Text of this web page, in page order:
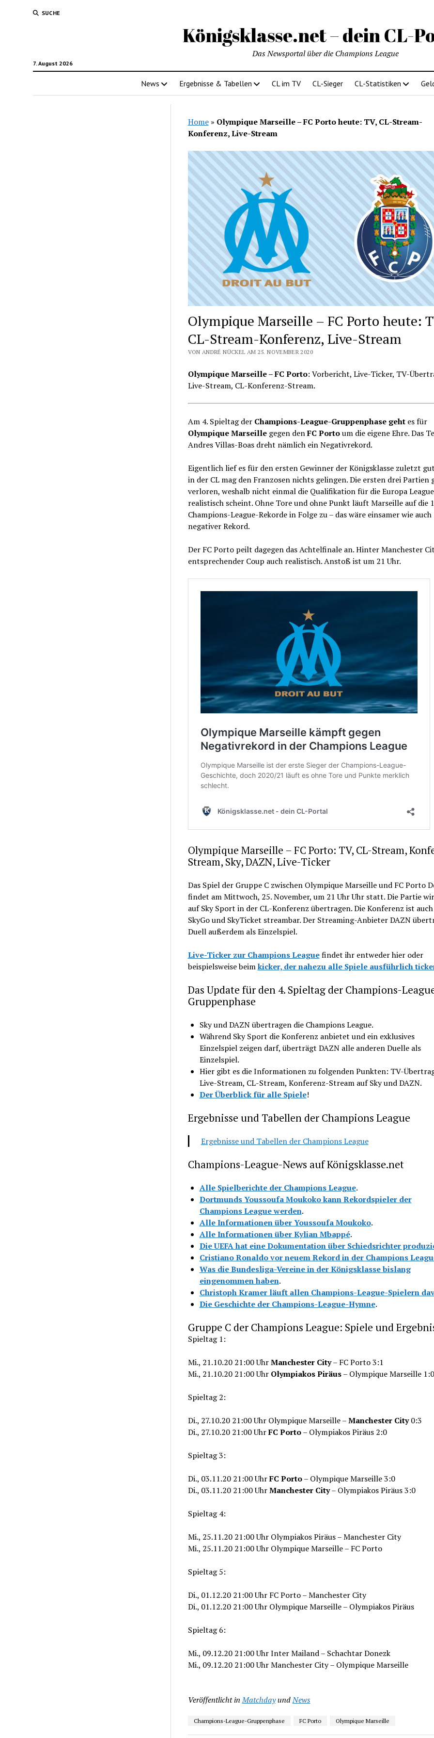
SUCHE
Königsklasse.net – dein CL-
7. August 2026
Das Newsportal über die Champions League
News Ergebnisse & Tabellen CL im TV CL-Sieger CL-Statistiken
Home» Olympique Marseille – FC Porto heute: TV, CL-Stream-
Konferenz, Live-Stream
Olympique Marseille – FC Porto heute:
CL-Stream-Konferenz, Live-Stream
VON ANDRÉ NÜCKEL AM 25. NOVEMBER 2020
Olympique Marseille – FC Porto: Vorbericht, Live-Ticker, TV-
Live-Stream, CL-Konferenz-Stream.
Am 4. Spieltag der Champions-League-Gruppenphase gehtes für
Olympique Marseillegegen denFC Portoum die eigene Ehre. Das
Andres Villas-Boas dreht nämlich ein Negativrekord.
Eigentlich lief es für den ersten Gewinner der Königsklasse zuletzt
in der CL mag den Franzosen nichts gelingen. Die ersten drei Partien
verloren, weshalb nicht einmal die Qualifikation für die Europa League
realistisch scheint. Ohne Tore und ohne Punkt läuft Marseille auf die
Champions-League-Rekorde in Folge zu – das wäre einsamer wie auch
negativer Rekord.
Der FC Porto peilt dagegen das Achtelfinale an. Hinter Manchester
entsprechender Coup auch realistisch. Anstoß ist um 21 Uhr.
Olympique Marseille – FC Porto: TV, CL-Stream,
Stream, Sky, DAZN, Live-Ticker
Das Spiel der Gruppe C zwischen Olympique Marseille und FC Porto
findet am Mittwoch, 25. November, um 21 Uhr Uhr statt. Die Partie
auf Sky Sport in der CL-Konferenz übertragen. Die Konferenz ist
SkyGo und SkyTicket streambar. Der Streaming-Anbieter DAZN
Duell außerdem als Einzelspiel.
Live-Ticker zur Champions Leaguefindet ihr entweder hier oder
beispielsweise beimkicker, der nahezu alle Spiele ausführlich
Das Update für den 4. Spieltag der Champions-
Gruppenphase
Sky und DAZN übertragen die Champions League.
Während Sky Sport die Konferenz anbietet und ein exklusives
Einzelspiel zeigen darf, überträgt DAZN alle anderen Duelle als
Einzelspiel.
Hier gibt es die Informationen zu folgenden Punkten: TV-
Live-Stream, CL-Stream, Konferenz-Stream auf Sky und DAZN.
Der Überblick für alle Spiele!
Ergebnisse und Tabellen der Champions League
Ergebnisse und Tabellen der Champions League
Champions-League-News auf Königsklasse.net
Alle Spielberichte der Champions League.
Dortmunds Youssoufa Moukoko kann Rekordspieler der
Champions League werden.
Alle Informationen über Youssoufa Moukoko.
Alle Informationen über Kylian Mbappé.
Die UEFA hat eine Dokumentation über Schiedsrichter
Cristiano Ronaldo vor neuem Rekord in der Champions
Was die Bundesliga-Vereine in der Königsklasse bislang
eingenommen haben.
Christoph Kramer läuft allen Champions-League-Spielern
Die Geschichte der Champions-League-Hymne.
Gruppe C der Champions League: Spiele und
Spieltag 1:
Mi., 21.10.20 21:00 UhrManchester City– FC Porto 3:1
Mi., 21.10.20 21:00 Uhr Olympiakos Piräus– Olympique Marseille 1:0
Spieltag 2:
Di., 27.10.20 21:00 Uhr Olympique Marseille –Manchester City0:3
Di., 27.10.20 21:00 UhrFC Porto– Olympiakos Piräus 2:0
Spieltag 3:
Di., 03.11.20 21:00 UhrFC Porto– Olympique Marseille 3:0
Di., 03.11.20 21:00 UhrManchester City– Olympiakos Piräus 3:0
Spieltag 4:
Mi., 25.11.20 21:00 Uhr Olympiakos Piräus – Manchester City
Mi., 25.11.20 21:00 Uhr Olympique Marseille – FC Porto
Spieltag 5:
Di., 01.12.20 21:00 Uhr FC Porto – Manchester City
Di., 01.12.20 21:00 Uhr Olympique Marseille – Olympiakos Piräus
Spieltag 6:
Mi., 09.12.20 21:00 Uhr Inter Mailand – Schachtar Donezk
Mi., 09.12.20 21:00 Uhr Manchester City – Olympique Marseille
Veröffentlicht in MatchdayundNews
Champions-League-Gruppenphase FC Porto Olympique Marseille